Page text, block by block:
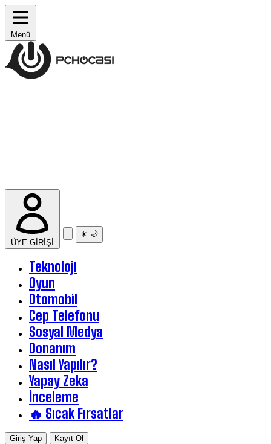
Menü
ÜYE GİRİŞİ
☀️ 🌙
Teknoloji
Oyun
Otomobil
Cep Telefonu
Sosyal Medya
Donanım
Nasıl Yapılır?
Yapay Zeka
İnceleme
🔥 Sıcak Fırsatlar
Giriş Yap Kayıt Ol